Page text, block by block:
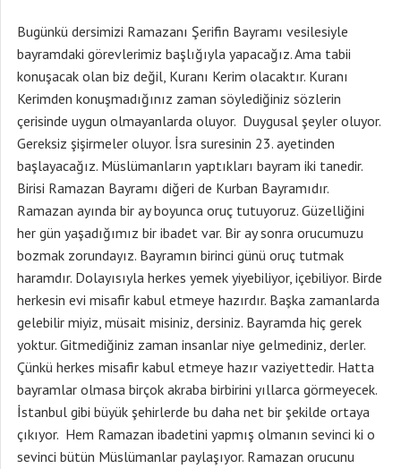
Bugünkü dersimizi Ramazanı Şerifin Bayramı vesilesiyle
bayramdaki görevlerimiz başlığıyla yapacağız. Ama tabii
konuşacak olan biz değil, Kuranı Kerim olacaktır. Kuranı
Kerimden konuşmadığınız zaman söylediğiniz sözlerin
çerisinde uygun olmayanlarda oluyor. Duygusal şeyler oluyor.
Gereksiz şişirmeler oluyor. İsra suresinin 23. ayetinden
başlayacağız. Müslümanların yaptıkları bayram iki tanedir.
Birisi Ramazan Bayramı diğeri de Kurban Bayramıdır.
Ramazan ayında bir ay boyunca oruç tutuyoruz. Güzelliğini
her gün yaşadığımız bir ibadet var. Bir ay sonra orucumuzu
bozmak zorundayız. Bayramın birinci günü oruç tutmak
haramdır. Dolayısıyla herkes yemek yiyebiliyor, içebiliyor. Birde
herkesin evi misafir kabul etmeye hazırdır. Başka zamanlarda
gelebilir miyiz, müsait misiniz, dersiniz. Bayramda hiç gerek
yoktur. Gitmediğiniz zaman insanlar niye gelmediniz, derler.
Çünkü herkes misafir kabul etmeye hazır vaziyettedir. Hatta
bayramlar olmasa birçok akraba birbirini yıllarca görmeyecek.
İstanbul gibi büyük şehirlerde bu daha net bir şekilde ortaya
çıkıyor. Hem Ramazan ibadetini yapmış olmanın sevinci ki o
sevinci bütün Müslümanlar paylaşıyor. Ramazan orucunu